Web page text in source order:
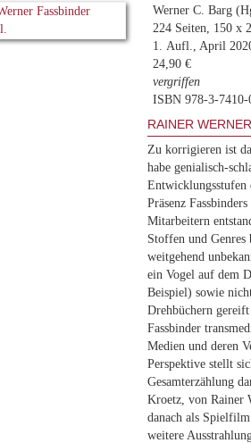
Werner C. Barg
224 Seiten, 150 x
1. Aufl., April
24,90 €
vergriffen
ISBN 978-3-7410-
RAINER
Zu korrigieren ist
habe genialisch-
Entwicklungsstufen
Präsenz
Mitarbeitern
Stoffen und Genres
weitgehend
ein Vogel auf dem
Beispiel) sowie
Drehbüchern
Fassbinder
Medien und deren
Perspektive stellt
Gesamterzählung
Kroetz, von Rainer
danach als
weitere